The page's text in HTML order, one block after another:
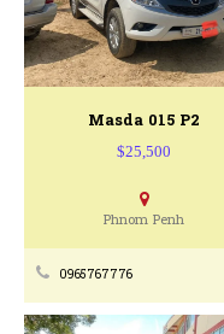
Masda 015 P2
$25,500
Phnom Penh
0965767776